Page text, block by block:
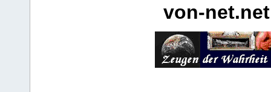
von-net.net